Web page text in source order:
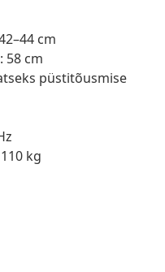
cm
58 cm
püstitõusmise
kg